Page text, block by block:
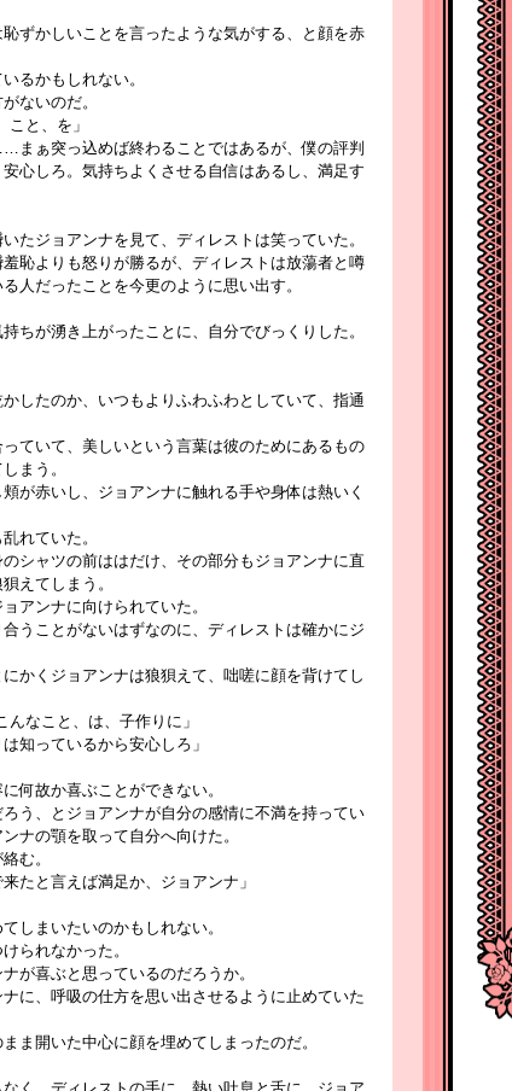
ずかしいことを言ったような気がする、と顔を赤
るかもしれない。
ないのだ。
と、を」
まぁ突っ込めば終わることではあるが、僕の評判
心しろ。気持ちよくさせる自信はあるし、満足す
たジョアンナを見て、ディレストは笑っていた。
恥よりも怒りが勝るが、ディレストは放蕩者と噂
人だったことを今更のように思い出す。
ちが湧き上がったことに、自分でびっくりした。
したのか、いつもよりふわふわとしていて、指通
ていて、美しいという言葉は彼のためにあるもの
まう。
が赤いし、ジョアンナに触れる手や身体は熱いく
れていた。
シャツの前ははだけ、その部分もジョアンナに直
えてしまう。
アンナに向けられていた。
うことがないはずなのに、ディレストは確かにジ
かくジョアンナは狼狽えて、咄嗟に顔を背けてし
なこと、は、子作りに」
知っているから安心しろ」
何故か喜ぶことができない。
う、とジョアンナが自分の感情に不満を持ってい
ナの顎を取って自分へ向けた。
む。
たと言えば満足か、ジョアンナ」
しまいたいのかもしれない。
られなかった。
が喜ぶと思っているのだろうか。
に、呼吸の仕方を思い出させるように止めていた
ま開いた中心に顔を埋めてしまったのだ。